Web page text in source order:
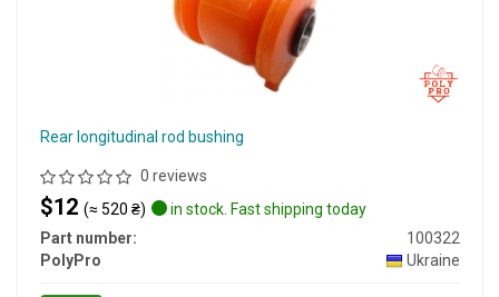
Rear longitudinal rod bushing
0 reviews
$12 (≈ 520 ₴)
in stock. Fast shipping today
Part number:
100322
PolyPro
Ukraine